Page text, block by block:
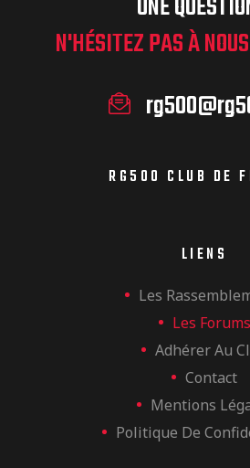
N'HÉSITEZ PAS À
RG500 CLUB DE
LIENS
Les
Les Forums
Adhérer Au
Contact
Mentions
Politique De